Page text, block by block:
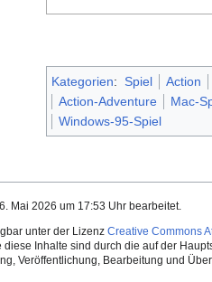
Kategorien: Spiel
Action
Action-Adventure
Mac-
Windows-95-Spiel
Mai 2026 um 17:53 Uhr bearbeitet.
unter der Lizenz Creative Commons
Inhalte sind durch die auf der
Veröffentlichung, Bearbeitung und